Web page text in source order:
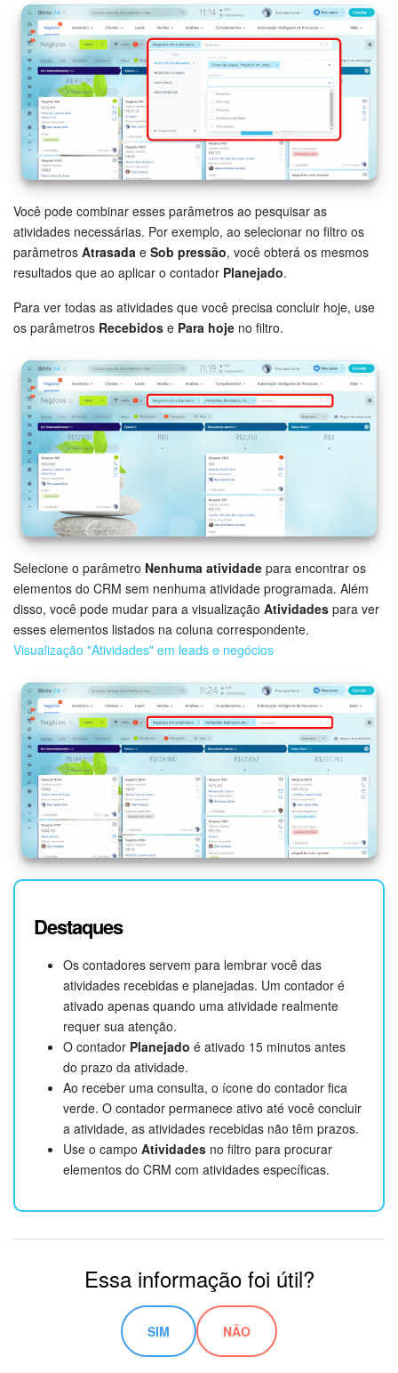
Questões Gerais
Novidades do Helpdesk (arquivo)
COMECE GRÁTIS
LOGIN
Você pode combinar esses parâmetros ao pesquisar as
atividades necessárias. Por exemplo, ao selecionar no filtro os
parâmetros Atrasada e Sob pressão, você obterá os mesmos
resultados que ao aplicar o contador Planejado.
Para ver todas as atividades que você precisa concluir hoje, use
os parâmetros Recebidos e Para hoje no filtro.
Selecione o parâmetro Nenhuma atividade para encontrar os
elementos do CRM sem nenhuma atividade programada. Além
disso, você pode mudar para a visualização Atividades para ver
esses elementos listados na coluna correspondente.
Visualização "Atividades" em leads e negócios
Destaques
Os contadores servem para lembrar você das
atividades recebidas e planejadas. Um contador é
ativado apenas quando uma atividade realmente
requer sua atenção.
O contador Planejado é ativado 15 minutos antes
do prazo da atividade.
Ao receber uma consulta, o ícone do contador fica
verde. O contador permanece ativo até você concluir
a atividade, as atividades recebidas não têm prazos.
Use o campo Atividades no filtro para procurar
elementos do CRM com atividades específicas.
Essa informação foi útil?
SIM NÃO